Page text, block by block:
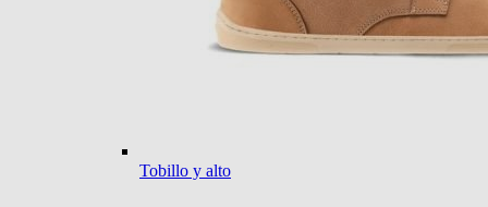
Tobillo y alto